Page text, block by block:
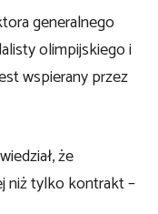
generalnego
olimpijskiego i
wspierany przez
że
niż tylko kontrakt –